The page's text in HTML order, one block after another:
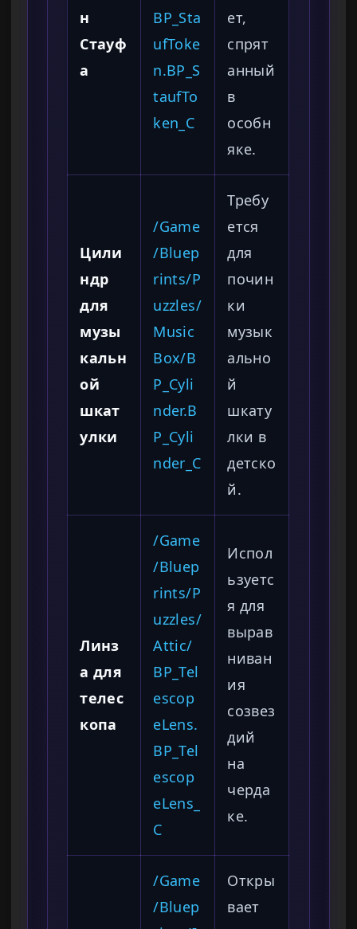
н
Стауф
а
BP_Sta
ufToke
n.BP_S
taufTo
ken_C
ет,
спрят
анный
в
особн
яке.
Цили
ндр
для
музы
кальн
ой
шкат
улки
/Game
/Bluep
rints/P
uzzles/
Music
Box/B
P_Cyli
nder.B
P_Cyli
nder_C
Требу
ется
для
почин
ки
музык
ально
й
шкату
лки в
детско
й.
Линз
а для
телес
копа
/Game
/Bluep
rints/P
uzzles/
Attic/
BP_Tel
escop
eLens.
BP_Tel
escop
eLens_
C
Испол
ьзуетс
я для
вырав
ниван
ия
созвез
дий
на
черда
ке.
/Game
/Bluep
Откры
вает